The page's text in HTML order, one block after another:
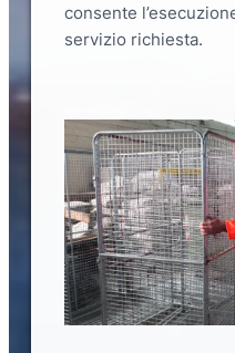
consente
servizio richiesta.